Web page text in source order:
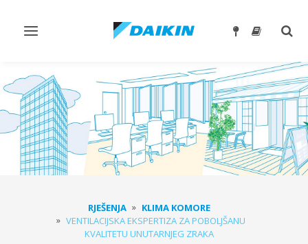
Prebaci
RJEŠENJA
KLIMA KOMORE
VENTILACIJSKA EKSPERTIZA ZA POBOLJŠANU
KVALITETU UNUTARNJEG ZRAKA